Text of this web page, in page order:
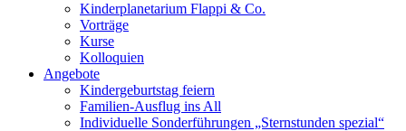
Kinderplanetarium Flappi & Co.
Vorträge
Kurse
Kolloquien
Angebote
Kindergeburtstag feiern
Familien-Ausflug ins All
Individuelle Sonderführungen „Sternstunden spezial“